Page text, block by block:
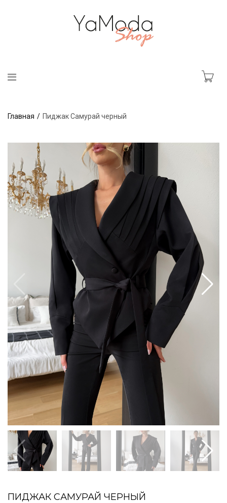
Главная Пиджак Самурай черный
ПИДЖАК САМУРАЙ ЧЕРНЫЙ